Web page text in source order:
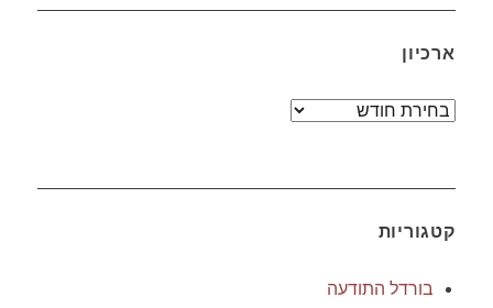
ארכיון
ארכיון
קטגוריות
בורדל התודעה